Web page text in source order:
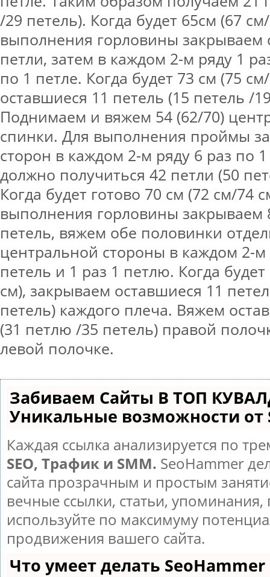
/29 петель). Когда будет 65см (67
выполнения горловины закрываем
петли, затем в каждом 2-м ряду 1
по 1 петле. Когда будет 73 см (75
оставшиеся 11 петель (15 петель /
Поднимаем и вяжем 54 (62/70)
спинки. Для выполнения проймы
сторон в каждом 2-м ряду 6 раз по
должно получиться 42 петли (50
Когда будет готово 70 см (72 см/74
выполнения горловины закрываем
петель, вяжем обе половинки
центральной стороны в каждом 2-м
петель и 1 раз 1 петлю. Когда
см), закрываем оставшиеся 11
петель) каждого плеча. Вяжем
(31 петлю /35 петель) правой
левой полочке.
Забиваем Сайты В ТОП
Уникальные возможности от
Каждая ссылка анализируется по
SEO, Трафик и SMM. SeoHammer
сайта прозрачным и простым
вечные ссылки, статьи, упоминания,
используйте по максимуму
продвижения вашего сайта.
Что умеет делать SeoHammer